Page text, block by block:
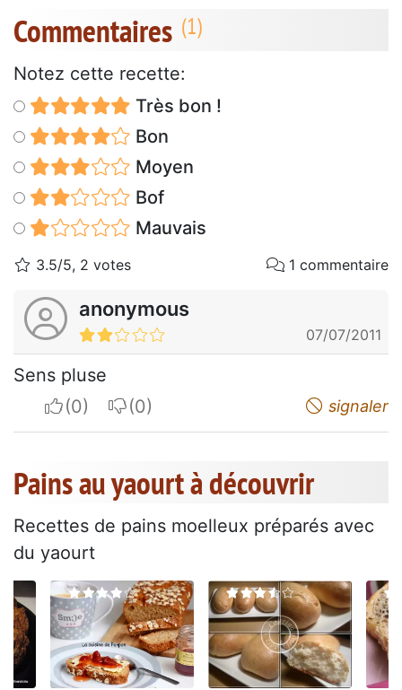
Commentaires
Notez cette recette:
Très bon !
Bon
Moyen
Bof
Mauvais
3.5/5, 2 votes 1 commentaire
anonymous
07/07/2011
Sens pluse
I apreciateI do not appreciate signaler
Pains au yaourt à découvrir
Recettes de pains moelleux préparés avec
du yaourt